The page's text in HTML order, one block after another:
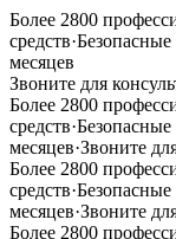
Более 2800
средств·
месяцев
Звоните для
Более 2800
средств·
месяцев·Звоните
Более 2800
средств·
месяцев·Звоните
Более 2800